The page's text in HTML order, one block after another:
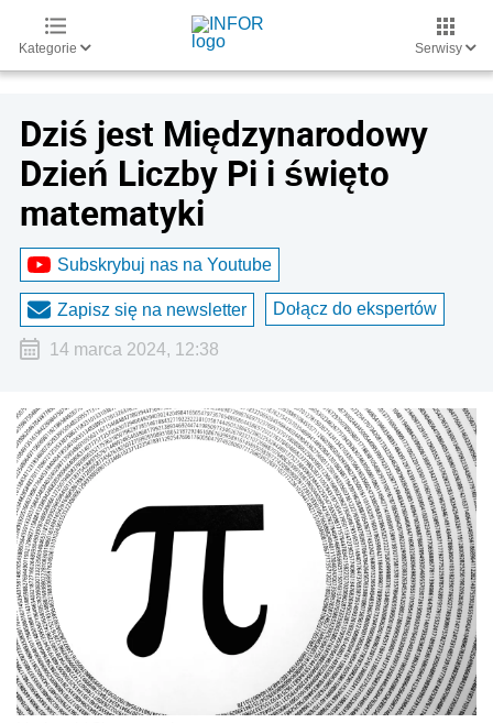
Kategorie Serwisy
Dziś jest Międzynarodowy
Dzień Liczby Pi i święto
matematyki
Subskrybuj nas na Youtube
Zapisz się na newsletter Dołącz do ekspertów
14 marca 2024, 12:38